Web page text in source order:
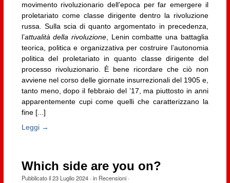
movimento rivoluzionario dell’epoca per far emergere il
proletariato come classe dirigente dentro la rivoluzione
russa. Sulla scia di quanto argomentato in precedenza,
l’attualità della rivoluzione , Lenin combatte una battaglia
teorica, politica e organizzativa per costruire l’autonomia
politica del proletariato in quanto classe dirigente del
processo rivoluzionario. È bene ricordare che ciò non
avviene nel corso delle giornate insurrezionali del 1905 e,
tanto meno, dopo il febbraio del ’17, ma piuttosto in anni
apparentemente cupi come quelli che caratterizzano la
fine [...]
Leggi →
Which side are you on?
Pubblicato il23 Luglio 2024· in Recensioni·